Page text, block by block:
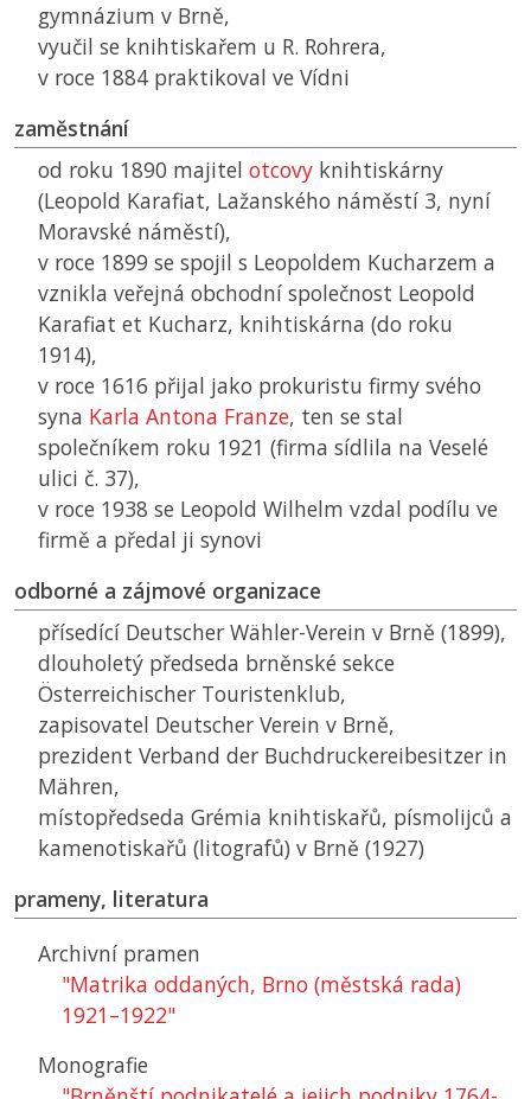
gymnázium v Brně,
vyučil se knihtiskařem u R. Rohrera,
v roce 1884 praktikoval ve Vídni
zaměstnání
od roku 1890 majitel otcovy knihtiskárny
(Leopold Karafiat, Lažanského náměstí 3, nyní
Moravské náměstí),
v roce 1899 se spojil s Leopoldem Kucharzem a
vznikla veřejná obchodní společnost Leopold
Karafiat et Kucharz, knihtiskárna (do roku
1914),
v roce 1616 přijal jako prokuristu firmy svého
syna Karla Antona Franze, ten se stal
společníkem roku 1921 (firma sídlila na Veselé
ulici č. 37),
v roce 1938 se Leopold Wilhelm vzdal podílu ve
firmě a předal ji synovi
odborné a zájmové organizace
přísedící Deutscher Wähler-Verein v Brně (1899),
dlouholetý předseda brněnské sekce
Österreichischer Touristenklub,
zapisovatel Deutscher Verein v Brně,
prezident Verband der Buchdruckereibesitzer in
Mähren,
místopředseda Grémia knihtiskařů, písmolijců a
kamenotiskařů (litografů) v Brně (1927)
prameny, literatura
Archivní pramen
"Matrika oddaných, Brno (městská rada)
1921–1922"
Monografie